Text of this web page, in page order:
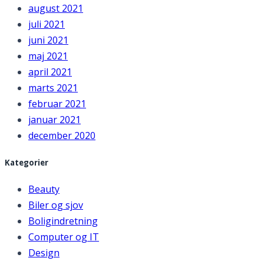
august 2021
juli 2021
juni 2021
maj 2021
april 2021
marts 2021
februar 2021
januar 2021
december 2020
Kategorier
Beauty
Biler og sjov
Boligindretning
Computer og IT
Design